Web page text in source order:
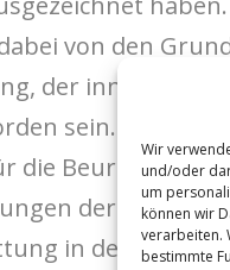
Wir
und/oder
um
können wir
verarbeiten.
bestimmte
von den
der innovativen
sein. Das sog.
die Beurteilung,
der
in den